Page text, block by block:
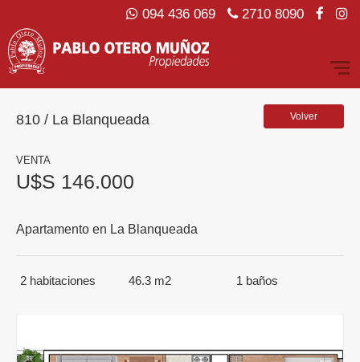
094 436 069 2710 8090
Volver
810 / La Blanqueada
VENTA
U$S 146.000
Apartamento en La Blanqueada
2 habitaciones 46.3 m2 1 baños